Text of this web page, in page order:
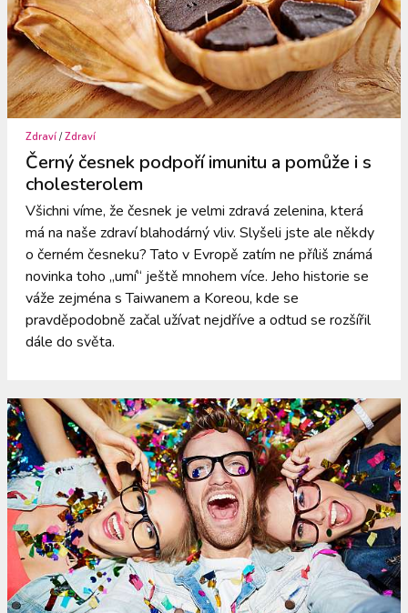
Zdraví /Zdraví
Černý česnek podpoří imunitu a pomůže i s
cholesterolem
Všichni víme, že česnek je velmi zdravá zelenina, která
má na naše zdraví blahodárný vliv. Slyšeli jste ale někdy
o černém česneku? Tato v Evropě zatím ne příliš známá
novinka toho „umí“ ještě mnohem více. Jeho historie se
váže zejména s Taiwanem a Koreou, kde se
pravděpodobně začal užívat nejdříve a odtud se rozšířil
dále do světa.